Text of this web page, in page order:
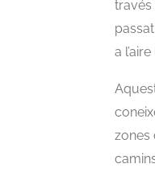
través
a
zones